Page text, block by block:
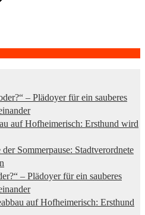
– Plädoyer für ein sauberes
auf Hofheimerisch: Ersthund wird
der Sommerpause: Stadtverordnete
– Plädoyer für ein sauberes
auf Hofheimerisch: Ersthund